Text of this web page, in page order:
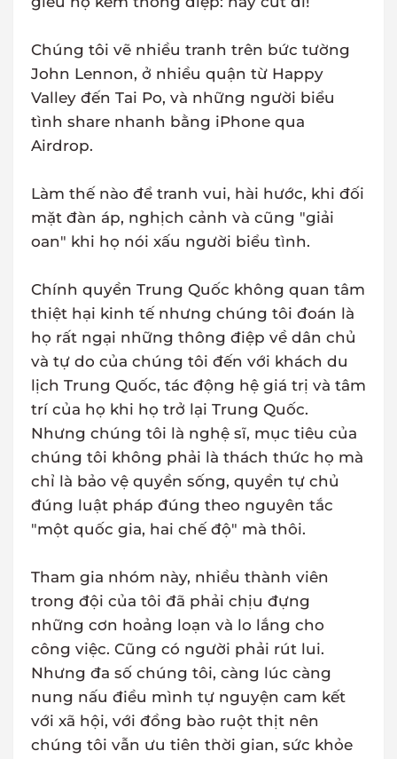
Chúng tôi vẽ nhiều tranh trên bức tường
John Lennon, ở nhiều quận từ Happy
Valley đến Tai Po, và những người biểu
tình share nhanh bằng iPhone qua
Airdrop.
Làm thế nào để tranh vui, hài hước, khi đối
mặt đàn áp, nghịch cảnh và cũng "giải
oan" khi họ nói xấu người biểu tình.
Chính quyền Trung Quốc không quan tâm
thiệt hại kinh tế nhưng chúng tôi đoán là
họ rất ngại những thông điệp về dân chủ
và tự do của chúng tôi đến với khách du
lịch Trung Quốc, tác động hệ giá trị và tâm
trí của họ khi họ trở lại Trung Quốc.
Nhưng chúng tôi là nghệ sĩ, mục tiêu của
chúng tôi không phải là thách thức họ mà
chỉ là bảo vệ quyền sống, quyền tự chủ
đúng luật pháp đúng theo nguyên tắc
"một quốc gia, hai chế độ" mà thôi.
Tham gia nhóm này, nhiều thành viên
trong đội của tôi đã phải chịu đựng
những cơn hoảng loạn và lo lắng cho
công việc. Cũng có người phải rút lui.
Nhưng đa số chúng tôi, càng lúc càng
nung nấu điều mình tự nguyện cam kết
với xã hội, với đồng bào ruột thịt nên
chúng tôi vẫn ưu tiên thời gian, sức khỏe